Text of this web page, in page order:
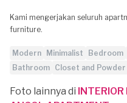
Kami mengerjakan seluruh
furniture.
Modern Minimalist Bedroom
Bathroom Closet and Powder
Foto lainnya di